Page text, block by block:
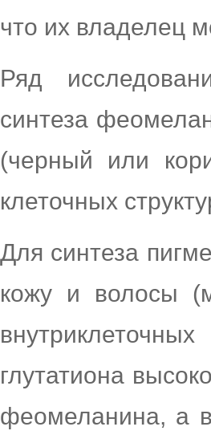
что их владелец
Ряд
синтеза
(черный или
клеточных
Для синтеза
кожу и волосы
глутатиона
феомеланина, а в